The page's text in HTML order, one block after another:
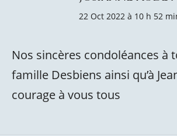
22 Oct 2022 à 10 h 52
Nos sincères condoléances à
famille Desbiens ainsi qu’à
courage à vous tous